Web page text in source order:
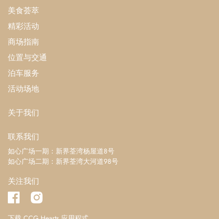
美食荟萃
精彩活动
商场指南
位置与交通
泊车服务
活动场地
关于我们
联系我们
如心广场一期：新界荃湾杨屋道8号
如心广场二期：新界荃湾大河道98号
关注我们